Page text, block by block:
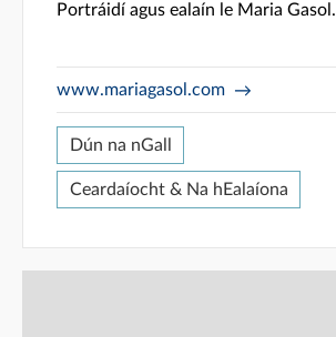
Portráidí agus ealaín le Maria Gasol.
www.mariagasol.com
Dún na nGall
Ceardaíocht & Na hEalaíona